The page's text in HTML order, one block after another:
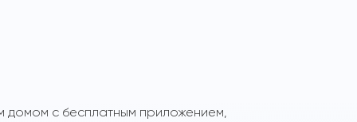
домом с бесплатным приложением,